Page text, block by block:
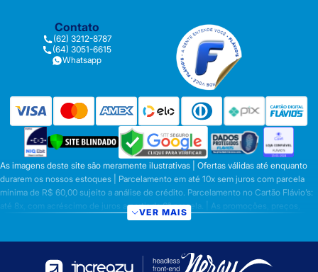
Contato
(62) 3212-8787
(64) 3051-6615
Whatsapp
As imagens deste site são meramente ilustrativas | Ofertas válidas até enquanto
durarem os nossos estoques | Parcelamento em até 10x sem juros com parcela
mínima de R$ 60,00 sujeito a análise de crédito. Parcelamento no Cartão Flávio’s:
até 8x, com acréscimo de juros a partir da 6ª parcela. | As promoções, preços,
parcelamentos e condições de pagamento são válidas apenas para compras
preços válidos para os produtos serão aqueles exibidos no ato da conclusão da
VER MAIS